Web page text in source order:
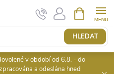
HLEDAT
NÁKUPNÍ
KOŠÍK
v období od 6.8. - do
a odeslána hned